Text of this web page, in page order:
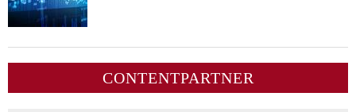
CONTENTPARTNER